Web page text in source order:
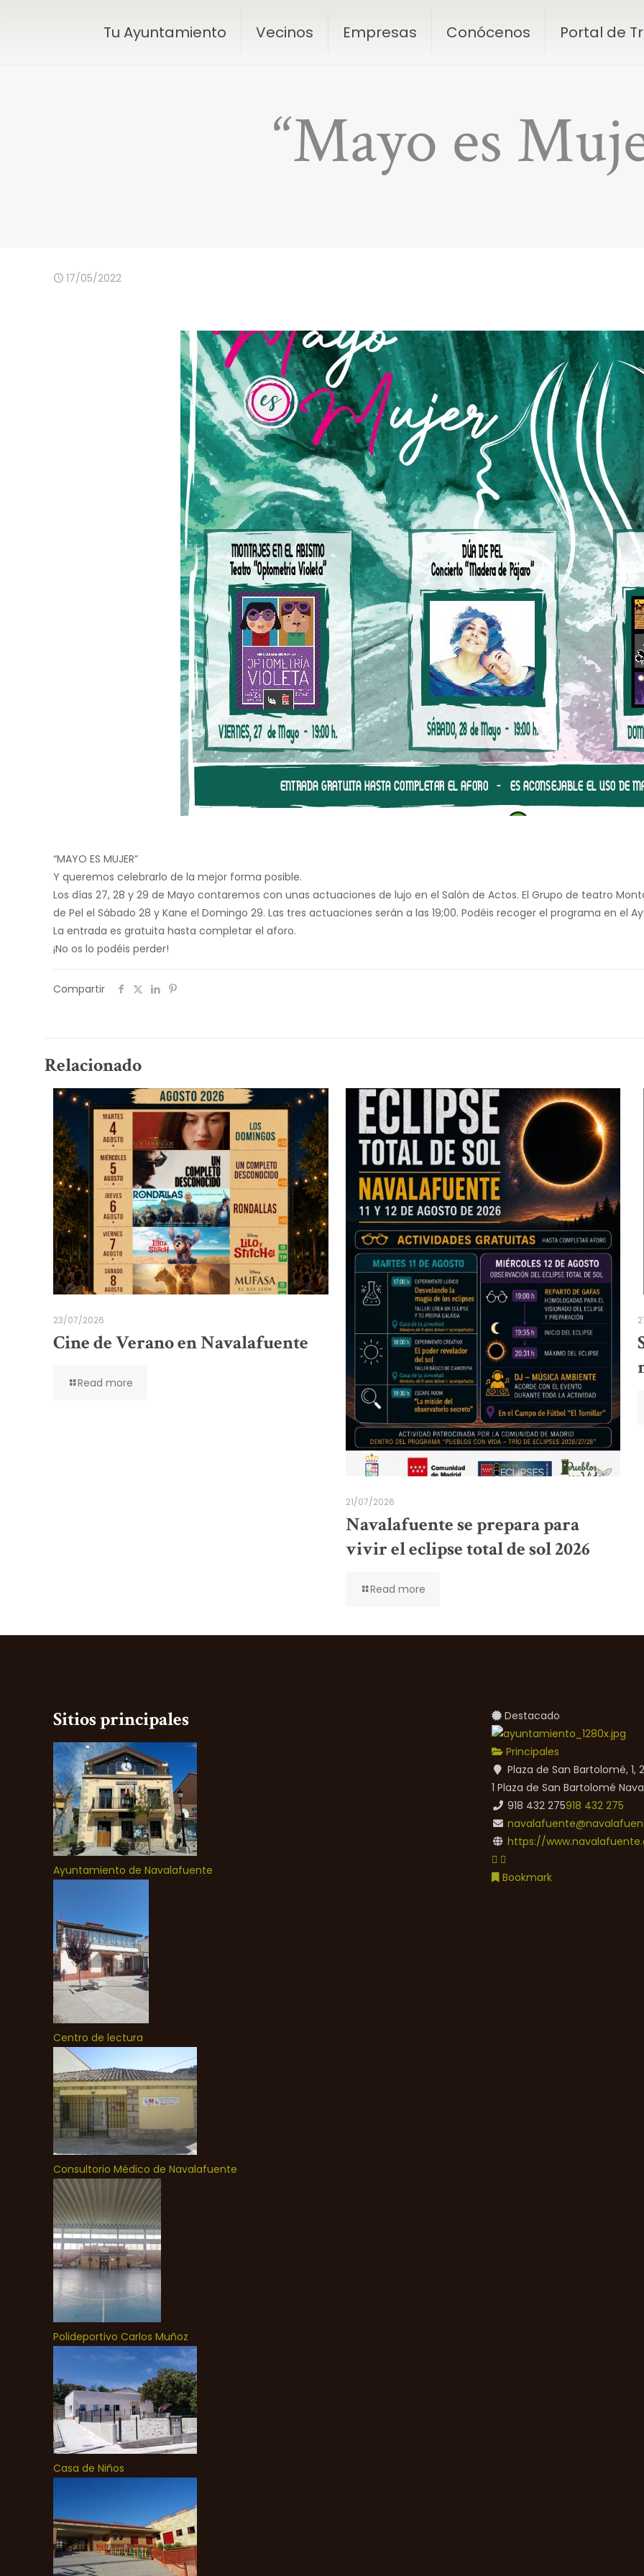
Tu Ayuntamiento Vecinos Empresas Conócenos Portal de
“Mayo es
17/05/2022
“MAYO ES MUJER”
Y queremos celebrarlo de la mejor forma posible.
Los días 27, 28 y 29 de Mayo contaremos con unas actuaciones de lujo en el Salón de Actos. El Grupo de teatro
de Pel el Sábado 28 y Kane el Domingo 29. Las tres actuaciones serán a las 19;00. Podéis recoger el programa en el
La entrada es gratuita hasta completar el aforo.
¡No os lo podéis perder!
Compartir
Relacionado
23/07/2026
Cine de Verano en Navalafuente
Read more
21/07/2026
Navalafuente se prepara para
vivir el eclipse total de sol 2026
Read more
Sitios principales
Ayuntamiento de Navalafuente
Centro de lectura
Consultorio Médico de Navalafuente
Polideportivo Carlos Muñoz
Casa de Niños
Destacado
Principales
Plaza de San Bartolomé,
1 Plaza de San Bartolomé
918 432 275918 432 275
https://
Bookmark